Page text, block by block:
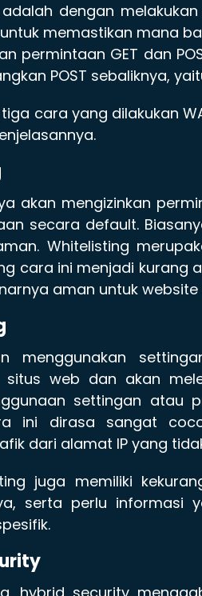
adalah dengan
memastikan mana
permintaan GET dan
POST sebaliknya,
cara yang dilakukan
akan mengizinkan
secara default.
Whitelisting
cara ini menjadi kurang
aman untuk website
menggunakan
web dan akan
settingan atau
ini dirasa sangat
dari alamat IP yang
juga memiliki
serta perlu informasi